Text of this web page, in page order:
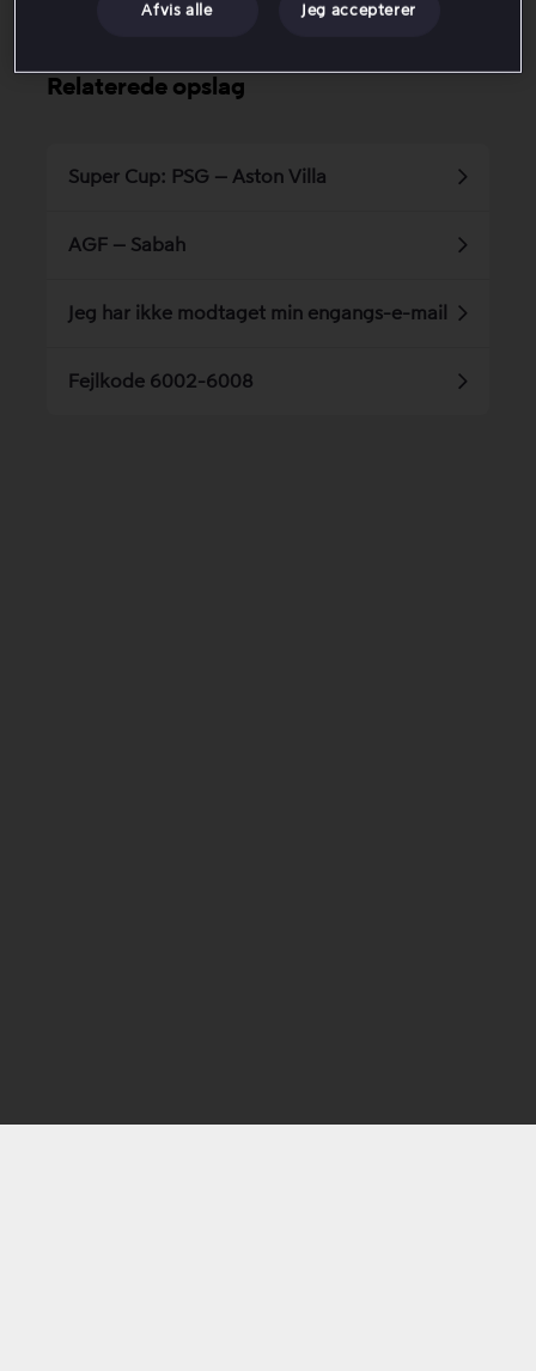
Relaterede opslag
Super Cup: PSG – Aston Villa
AGF – Sabah
Jeg har ikke modtaget min engangs-e-mail
Fejlkode 6002-6008
Afvis alle Jeg accepterer